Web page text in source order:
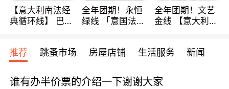
【意大利南法经
典循环线】 巴黎
宾馆 108欧/天起
全程756欧/位
全年团期！永恒
绿线 「意国法
欧/天起 ~包拼房
全年团期！文艺
金线 【意大利一
每周铁发！
推荐 跳蚤市场 房屋店铺 生活服务 新闻
谁有办半价票的介绍一下谢谢大家